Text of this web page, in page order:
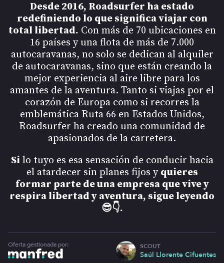
Desde 2016, Roadsurfer ha estado
redefiniendo lo que significa viajar con
total libertad. Con más de 70 ubicaciones en
16 países y una flota de más de 7.000
autocaravanas, no solo se dedican al alquiler
de autocaravanas, sino que están creando la
mejor experiencia al aire libre para los
amantes de la aventura. Tanto si viajas por el
corazón de Europa como si recorres la
emblemática Ruta 66 en Estados Unidos,
Roadsurfer ha creado una comunidad de
apasionados de la carretera.
Si lo tuyo es esa sensación de conducir hacia
el atardecer sin planes fijos y quieres
formar parte de una empresa que vive y
respira libertad y aventura, sigue leyendo
😎👇.
Oferta gestionada por: SCOUT
Saúl Llorente Cifuentes